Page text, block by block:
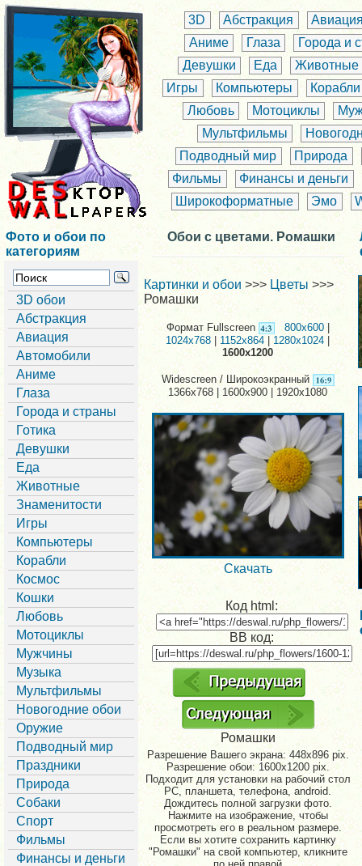
3D Абстракция
Аниме
Глаза
Города и
Девушки
Еда
Животные
Игры
Компьютеры
Корабли
Любовь
Мотоциклы
Мультфильмы
Подводный мир
Природа
Фильмы
Финансы и деньги
Широкоформатные
Эмо
Фото и обои по
категориям
3D обои
Абстракция
Авиация
Автомобили
Аниме
Глаза
Города и страны
Готика
Девушки
Еда
Животные
Знаменитости
Игры
Компьютеры
Корабли
Космос
Кошки
Любовь
Мотоциклы
Мужчины
Музыка
Мультфильмы
Новогодние обои
Оружие
Подводный мир
Праздники
Природа
Собаки
Спорт
Фильмы
Финансы и деньги
Обои с цветами. Ромашки
Картинки и обои >>> Цветы>>>
Ромашки
Формат Fullscreen 800x600|
1024x768|1152x864| 1280x1024
1600x1200
Widescreen / Широкоэкранный
1366x768 | 1600x900 | 1920x1080
Скачать
Код html:
BB код:
Ромашки
Разрешение Вашего экрана:448x896 pix.
Разрешение обои: 1600x1200 pix.
Подходит для установки на рабочий стол
PC, планшета, телефона, android.
Дождитесь полной загрузки фото.
Нажмите на изображение, чтобы
просмотреть его в реальном размере.
Если вы хотите сохранить картинку
"Ромашки" на свой компьютер, кликните